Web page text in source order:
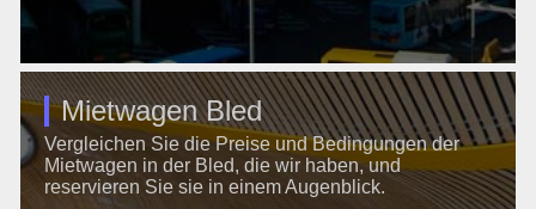
Mietwagen Bled
Vergleichen Sie die Preise und Bedingungen der
Mietwagen in der Bled, die wir haben, und
reservieren Sie sie in einem Augenblick.